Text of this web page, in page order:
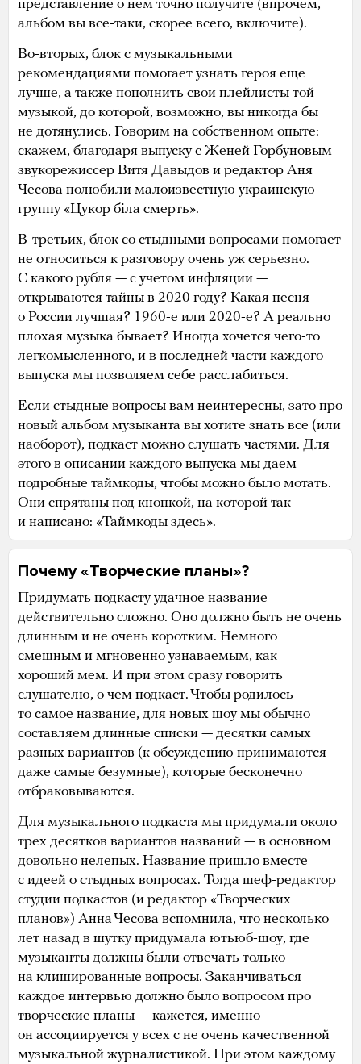
представление о нем точно получите (впрочем,
альбом вы все-таки, скорее всего, включите).
Во-вторых, блок с музыкальными
рекомендациями помогает узнать героя еще
лучше, а также пополнить свои плейлисты той
музыкой, до которой, возможно, вы никогда бы
не дотянулись. Говорим на собственном опыте:
скажем, благодаря выпуску с Женей Горбуновым
звукорежиссер Витя Давыдов и редактор Аня
Чесова полюбили малоизвестную украинскую
группу «Цукор біла смерть».
В-третьих, блок со стыдными вопросами помогает
не относиться к разговору очень уж серьезно.
С какого рубля — с учетом инфляции —
открываются тайны в 2020 году? Какая песня
о России лучшая? 1960-е или 2020-е? А реально
плохая музыка бывает? Иногда хочется чего-то
легкомысленного, и в последней части каждого
выпуска мы позволяем себе расслабиться.
Если стыдные вопросы вам неинтересны, зато про
новый альбом музыканта вы хотите знать все (или
наоборот), подкаст можно слушать частями. Для
этого в описании каждого выпуска мы даем
подробные таймкоды, чтобы можно было мотать.
Они спрятаны под кнопкой, на которой так
и написано: «Таймкоды здесь».
Почему «Творческие планы»?
Придумать подкасту удачное название
действительно сложно. Оно должно быть не очень
длинным и не очень коротким. Немного
смешным и мгновенно узнаваемым, как
хороший мем. И при этом сразу говорить
слушателю, о чем подкаст. Чтобы родилось
то самое название, для новых шоу мы обычно
составляем длинные списки — десятки самых
разных вариантов (к обсуждению принимаются
даже самые безумные), которые бесконечно
отбраковываются.
Для музыкального подкаста мы придумали около
трех десятков вариантов названий — в основном
довольно нелепых. Название пришло вместе
с идеей о стыдных вопросах. Тогда шеф-редактор
студии подкастов (и редактор «Творческих
планов») Анна Чесова вспомнила, что несколько
лет назад в шутку придумала ютьюб-шоу, где
музыканты должны были отвечать только
на клишированные вопросы. Заканчиваться
каждое интервью должно было вопросом про
творческие планы — кажется, именно
он ассоциируется у всех с не очень качественной
музыкальной журналистикой. При этом каждому